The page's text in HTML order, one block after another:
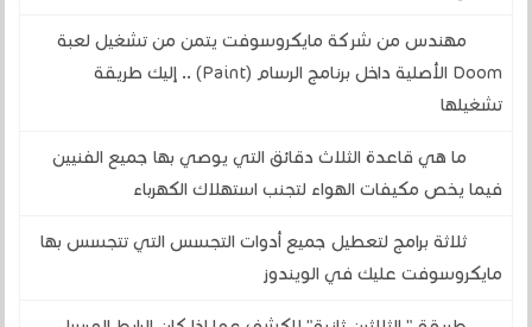
مهندس من شركة مايكروسوفت يتمن من تشغيل لعبة
Doom الأصلية داخل برنامج الرسام (Paint) .. إليك طريقة
تشغيلها
ما هي قاعدة الثلاث دقائق التي يوصي بها جميع الفنيين
فيما يخص مكيفات الهواء لتجنب استهلاك الكهرباء
ثلاثة برامج لتعطيل جميع أدوات التجسس التي تتجسس بها
مايكروسوفت عليك في الويندوز